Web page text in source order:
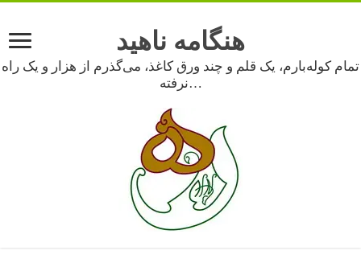
هنگامه ناهید
تمام کوله‌بارم، یک قلم و چند ورق کاغذ، می‌گذرم از هزار و یک راه
نرفته…